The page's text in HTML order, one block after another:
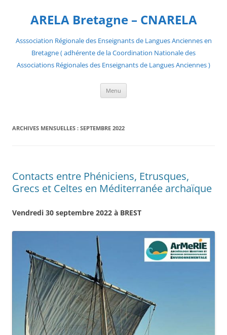
contenuARELA Bretagne – CNARELA
Asssociation Régionale des Enseignants de Langues Anciennes en
Bretagne ( adhérente de la Coordination Nationale des
Associations Régionales des Enseignants de Langues Anciennes )
Menu
ARCHIVES MENSUELLES : SEPTEMBRE 2022
Contacts entre Phéniciens, Etrusques,
Grecs et Celtes en Méditerranée archaïque
Vendredi 30 septembre 2022 à BREST